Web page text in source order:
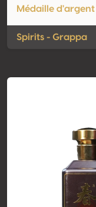
Médaille d'argent
Spirits - Grappa